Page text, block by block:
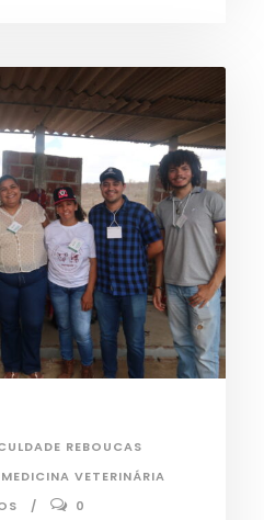
REBOUCAS
MEDICINA VETERINÁRIA
0